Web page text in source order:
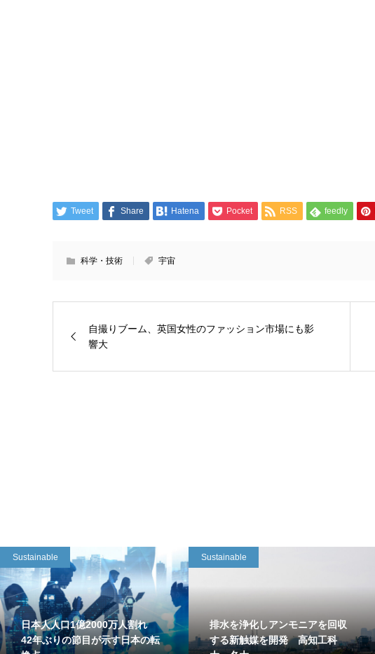
Tweet Share Hatena Pocket RSS feedly
科学・技術 宇宙
自撮りブーム、英国女性のファッション市場にも影
響大
Sustainable
日本人人口1億2000万人割れ
42年ぶりの節目が示す日本の転
Sustainable
排水を浄化しアンモニアを回収
する新触媒を開発 高知工科